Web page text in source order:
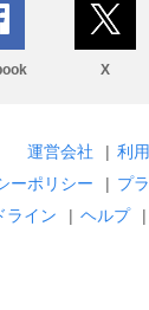
X
運営会社 | 利
ーポリシー
| プ
ライン
| ヘルプ |